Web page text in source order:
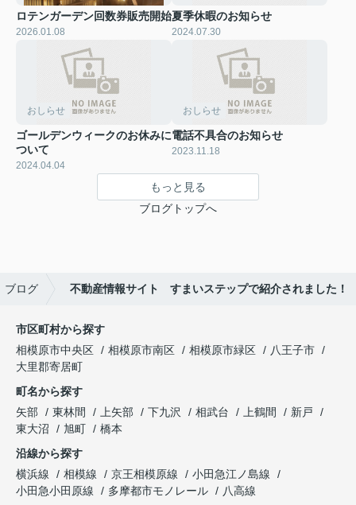
ロテンガーデン回数券販売開始
2026.01.08
夏季休暇のお知らせ
2024.07.30
おしらせ
ゴールデンウィークのお休みに
ついて
2024.04.04
おしらせ
電話不具合のお知らせ
2023.11.18
もっと見る
ブログトップへ
ブログ 不動産情報サイト すまいステップで紹介されました！
市区町村から探す
相模原市中央区
相模原市南区 相模原市緑区
八王子市
大里郡寄居町
町名から探す
矢部
東林間 上矢部 下九沢 相武台 上鶴間
新戸
東大沼
旭町
橋本
沿線から探す
横浜線
相模線 京王相模原線
小田急江ノ島線
小田急小田原線
多摩都市モノレール
八高線